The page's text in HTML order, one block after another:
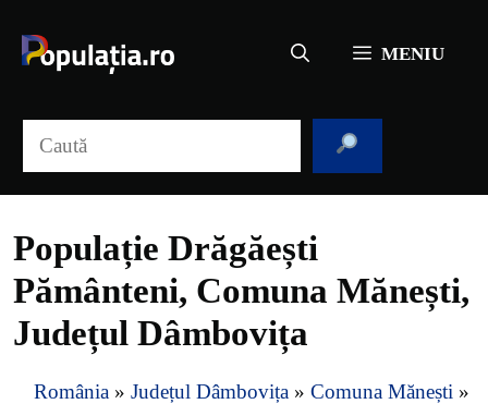
conținut
MENIU
Populație Drăgăești
Pământeni, Comuna Mănești,
Județul Dâmbovița
România » Județul Dâmbovița » Comuna Mănești »